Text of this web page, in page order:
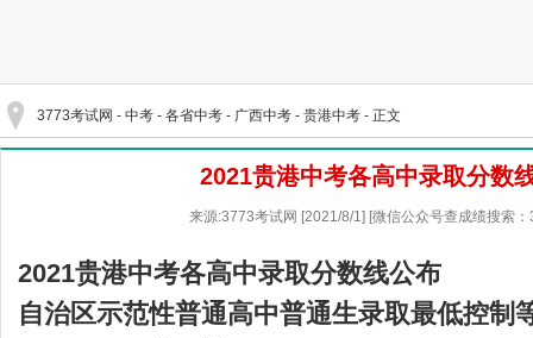
3773考试网 - 中考 - 各省中考 - 广西中考 - 贵港中考 - 正文
2021贵港中考各高中录取分数
来源:3773考试网 [2021/8/1] [微信公众号查成绩搜索
2021贵港中考各高中录取分数线公布
自治区示范性普通高中普通生录取最低控制